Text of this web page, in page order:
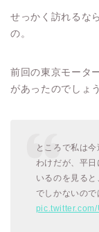
せっかく訪れるな
の。
前回の東京モータ
があったのでしょ
ところで私は
わけだが、平
いるのを見る
でしかないの